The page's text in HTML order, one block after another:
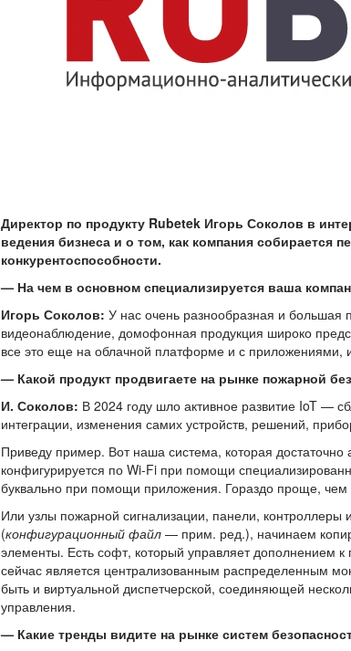
Директор по продукту Rubetek Игорь Соколов в
ведения бизнеса и о том, как компания
конкурентоспособности.
— На чем в основном специализируется ваша
Игорь Соколов: У нас очень разнообразная и большая
видеонаблюдение, домофонная продукция широко
все это еще на облачной платформе и с приложениями,
— Какой продукт продвигаете на рынке пожарной
И. Соколов: В 2024 году шло активное развитие IoT —
интеграции, изменения самих устройств, решений,
Приведу пример. Вот наша система, которая достаточно
конфигурируется по Wi-Fi при помощи
буквально при помощи приложения. Гораздо проще,
Или узлы пожарной сигнализации, панели, контроллеры
(конфигурационный файл — прим. ред.), начинаем
элементы. Есть софт, который управляет дополнением
сейчас является централизованным распределенным
быть и виртуальной диспетчерской, соединяющей
управления.
— Какие тренды видите на рынке систем